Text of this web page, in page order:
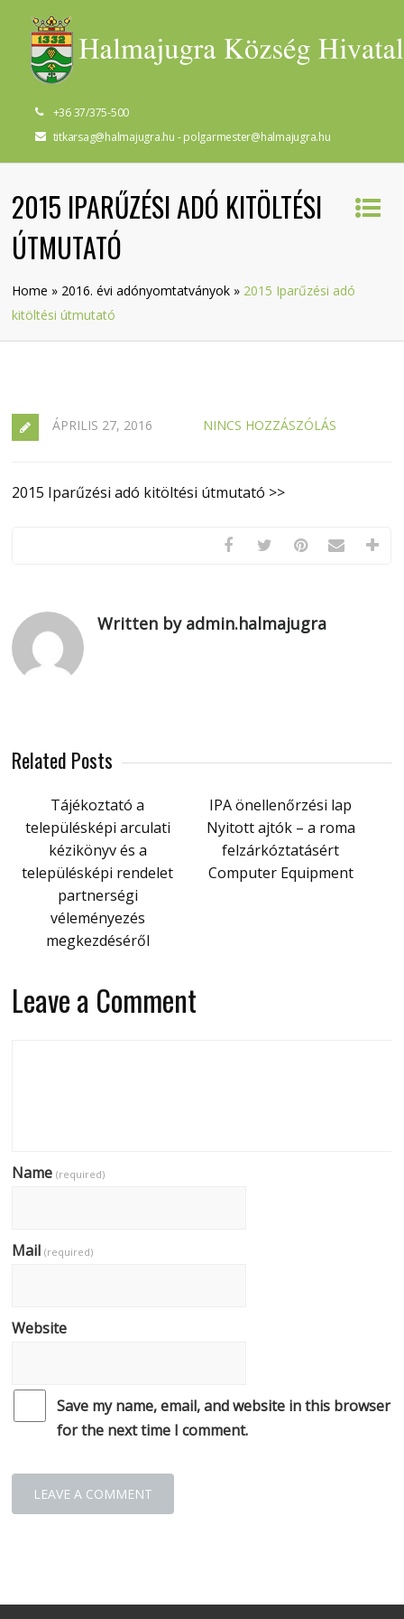
+36 37/375-500
titkarsag@halmajugra.hu - polgarmester@halmajugra.hu
2015 IPARŰZÉSI ADÓ KITÖLTÉSI
ÚTMUTATÓ
Home » 2016. évi adónyomtatványok » 2015 Iparűzési adó
kitöltési útmutató
ÁPRILIS 27, 2016 NINCS HOZZÁSZÓLÁS
2015 Iparűzési adó kitöltési útmutató >>
Written by admin.halmajugra
Related Posts
Tájékoztató a
településképi arculati
kézikönyv és a
településképi rendelet
partnerségi
véleményezés
megkezdéséről
IPA önellenőrzési lap
Nyitott ajtók – a roma
felzárkóztatásért
Computer Equipment
Leave a Comment
Name(required)
Mail(required)
Website
Save my name, email, and website in this browser
for the next time I comment.